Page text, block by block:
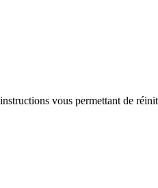
vous permettant de